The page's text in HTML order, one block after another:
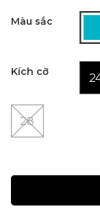
Màu sắc
Kích cỡ
28